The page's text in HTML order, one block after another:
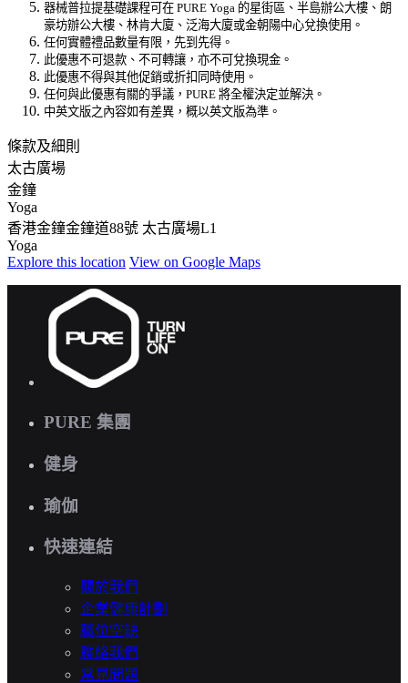
器械普拉提基礎課程可在 PURE Yoga 的星街區、半島辦公大樓、朗
豪坊辦公大樓、林肯大廈、泛海大廈或金朝陽中心兌換使用。
任何實體禮品數量有限，先到先得。
此優惠不可退款、不可轉讓，亦不可兌換現金。
此優惠不得與其他促銷或折扣同時使用。
任何與此優惠有關的爭議，PURE 將全權決定並解決。
中英文版之內容如有差異，概以英文版為準。
條款及細則
太古廣場
金鐘
Yoga
香港金鐘金鐘道88號 太古廣場L1
Yoga
Explore this location View on Google Maps
PURE 集團
健身
瑜伽
快速連結
關於我們
企業健康計劃
職位空缺
聯絡我們
常見問題